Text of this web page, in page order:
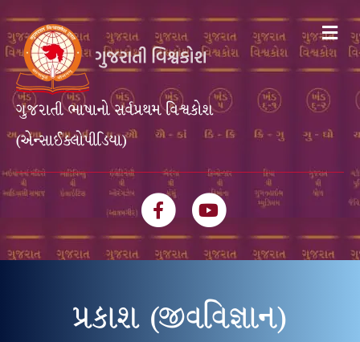
ગુજરાતી ભાષાનો સર્વપ્રથમ વિશ્વકોશ
(એન્સાઈક્લોપીડિયા)
FacebookYoutube
પ્રકાશ (જીવવિજ્ઞાન)